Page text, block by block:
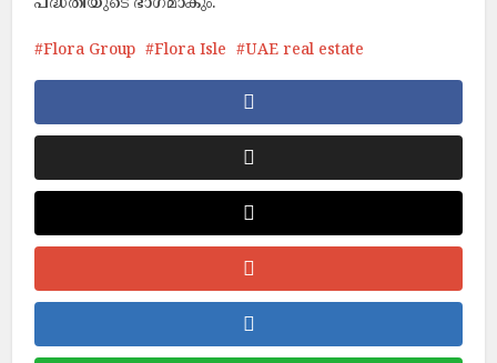
പദ്ധതിയുടെ ഭാഗമാകും.
Flora Group Flora Isle UAE real estate